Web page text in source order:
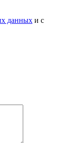
данных и с